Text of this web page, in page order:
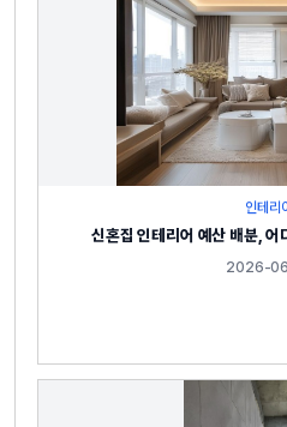
인테리
신혼집 인테리어 예산 배분, 어
2026-